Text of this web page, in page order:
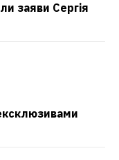
заяви Сергія